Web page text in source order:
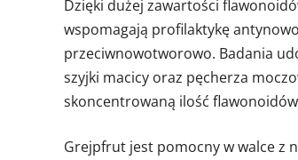
Dzięki dużej zawartości
wspomagają profilaktykę
przeciwnowotworowo. Badania
szyjki macicy oraz pęcherza
skoncentrowaną ilość
Grejpfrut jest pomocny w walce z